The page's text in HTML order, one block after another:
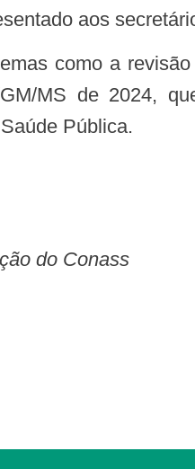
aos
MS de 2024,
Pública.
do Conass